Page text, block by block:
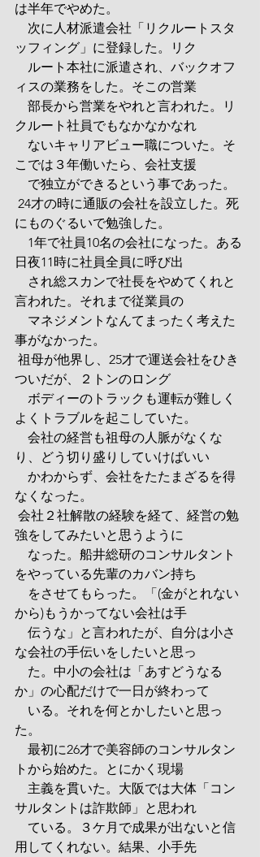
は半年でやめた。
次に人材派遣会社「リクルートスタ
ッフィング」に登録した。リク
ルート本社に派遣され、バックオフ
ィスの業務をした。そこの営業
部長から営業をやれと言われた。リ
クルート社員でもなかなかなれ
ないキャリアビュー職についた。そ
こでは３年働いたら、会社支援
で独立ができるという事であった。
にものぐるいで勉強した。
1年で社員10名の会社になった。ある
日夜11時に社員全員に呼び出
され総スカンで社長をやめてくれと
言われた。それまで従業員の
マネジメントなんてまったく考えた
事がなかった。
ついだが、２トンのロング
ボディーのトラックも運転が難しく
よくトラブルを起こしていた。
会社の経営も祖母の人脈がなくな
り、どう切り盛りしていけばいい
かわからず、会社をたたまざるを得
なくなった。
強をしてみたいと思うように
なった。船井総研のコンサルタント
をやっている先輩のカバン持ち
をさせてもらった。「(金がとれない
から)もうかってない会社は手
伝うな」と言われたが、自分は小さ
な会社の手伝いをしたいと思っ
た。中小の会社は「あすどうなる
か」の心配だけで一日が終わって
いる。それを何とかしたいと思っ
た。
最初に26才で美容師のコンサルタン
トから始めた。とにかく現場
主義を貫いた。大阪では大体「コン
サルタントは詐欺師」と思われ
ている。３ケ月で成果が出ないと信
用してくれない。結果、小手先